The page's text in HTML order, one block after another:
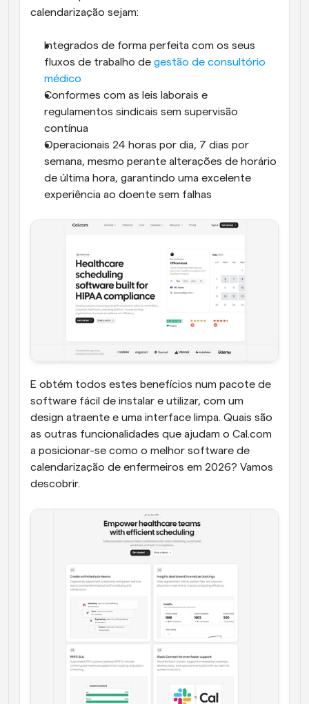
calendarização sejam:
Integrados de forma perfeita com os seus
fluxos de trabalho de gestão de consultório
médico
Conformes com as leis laborais e
regulamentos sindicais sem supervisão
contínua
Operacionais 24 horas por dia, 7 dias por
semana, mesmo perante alterações de horário
de última hora, garantindo uma excelente
experiência ao doente sem falhas
E obtém todos estes benefícios num pacote de
software fácil de instalar e utilizar, com um
design atraente e uma interface limpa. Quais são
as outras funcionalidades que ajudam o Cal.com
a posicionar-se como o melhor software de
calendarização de enfermeiros em 2026? Vamos
descobrir.